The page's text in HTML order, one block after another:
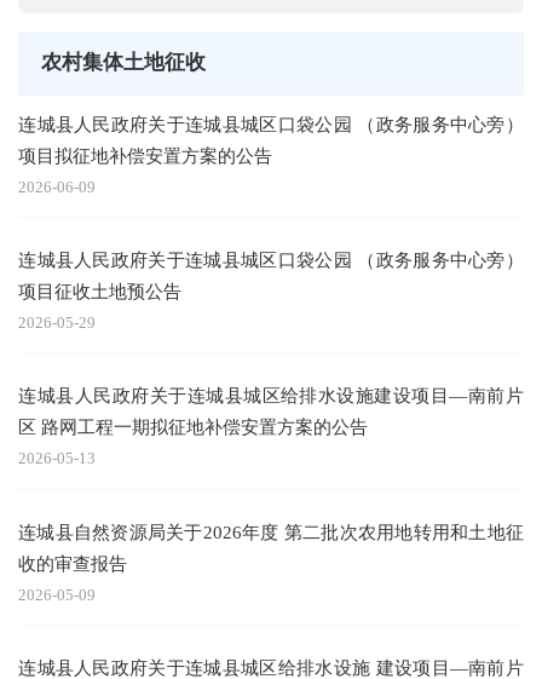
农村集体土地征收
连城县人民政府关于连城县城区口袋公园 （政务服务中心旁）
项目拟征地补偿安置方案的公告
2026-06-09
连城县人民政府关于连城县城区口袋公园 （政务服务中心旁）
项目征收土地预公告
2026-05-29
连城县人民政府关于连城县城区给排水设施建设项目—南前片
区 路网工程一期拟征地补偿安置方案的公告
2026-05-13
连城县自然资源局关于2026年度 第二批次农用地转用和土地征
收的审查报告
2026-05-09
连城县人民政府关于连城县城区给排水设施 建设项目—南前片